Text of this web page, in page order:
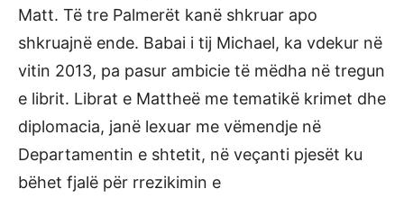
Matt. Të tre Palmerët kanë shkruar apo
shkruajnë ende. Babai i tij Michael, ka vdekur në
vitin 2013, pa pasur ambicie të mëdha në tregun
e librit. Librat e Mattheë me tematikë krimet dhe
diplomacia, janë lexuar me vëmendje në
Departamentin e shtetit, në veçanti pjesët ku
bëhet fjalë për rrezikimin e